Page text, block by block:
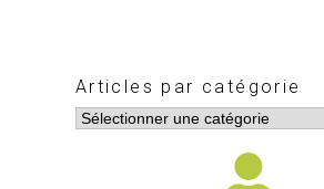
Articles par catégorie